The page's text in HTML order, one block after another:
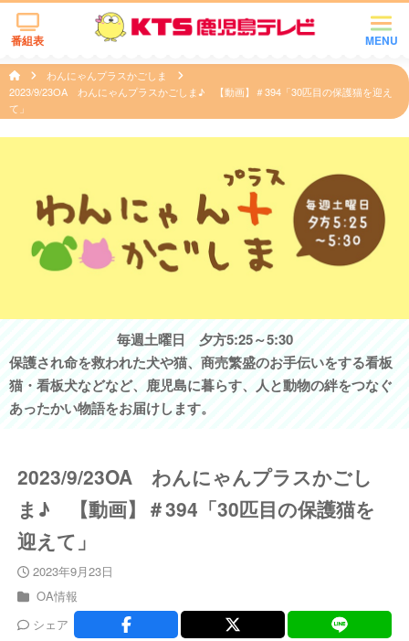
MENU
番組表
わんにゃんプラスかごしま
2023/9/23OA わんにゃんプラスかごしま♪ 【動画】＃394「30匹目の保護猫を迎え
て」
毎週土曜日 夕方5:25～5:30
保護され命を救われた犬や猫、商売繁盛のお手伝いをする看板
猫・看板犬などなど、鹿児島に暮らす、人と動物の絆をつなぐ
あったかい物語をお届けします。
2023/9/23OA わんにゃんプラスかごし
ま♪ 【動画】＃394「30匹目の保護猫を
迎えて」
2023年9月23日
OA情報
シェア